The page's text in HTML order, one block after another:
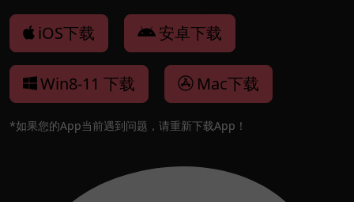
iOS下载 安卓下载
Win8-11 下载 Mac下载
*如果您的App当前遇到问题，请重新下载App！